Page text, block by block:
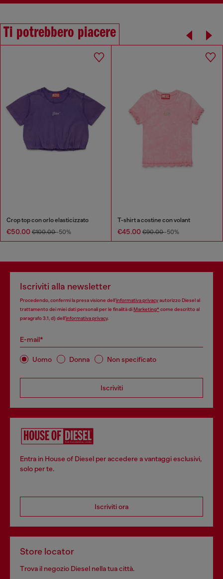
Ti potrebbero piacere
Crop top con orlo elasticizzato
€50.00 €100.00-50%
T-shirt a costine con volant
€45.00 €90.00-50%
Iscriviti alla newsletter
Procedendo, confermi la presa visione dell’informativa privacyautorizzo Diesel al
trattamento dei miei dati personali per le finalità diMarketing*come descritto al
paragrafo 3.1, d) dell’informativa privacy.
E-mail*
Uomo Donna Non specificato
Iscriviti
Entra in House of Diesel per accedere a vantaggi esclusivi,
solo per te.
Iscriviti ora
Store locator
Trova il negozio Diesel nella tua città.